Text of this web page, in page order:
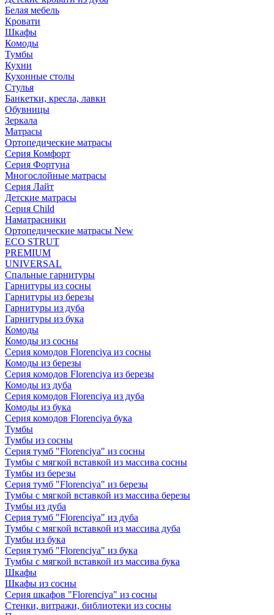
Белая мебель
Кровати
Шкафы
Комоды
Тумбы
Кухни
Кухонные столы
Стулья
Банкетки, кресла, лавки
Обувницы
Зеркала
Матрасы
Ортопедические матрасы
Серия Комфорт
Серия Фортуна
Многослойные матрасы
Серия Лайт
Детские матрасы
Серия Child
Наматрасники
Ортопедические матрасы New
ECO STRUT
PREMIUM
UNIVERSAL
Спальные гарнитуры
Гарнитуры из сосны
Гарнитуры из березы
Гарнитуры из дуба
Гарнитуры из бука
Комоды
Комоды из сосны
Серия комодов Florenciya из сосны
Комоды из березы
Серия комодов Florenciya из березы
Комоды из дуба
Серия комодов Florenciya из дуба
Комоды из бука
Серия комодов Florenciya бука
Тумбы
Тумбы из сосны
Серия тумб "Florenciya" из сосны
Тумбы с мягкой вставкой из массива сосны
Тумбы из березы
Серия тумб "Florenciya" из березы
Тумбы с мягкой вставкой из массива березы
Тумбы из дуба
Серия тумб "Florenciya" из дуба
Тумбы с мягкой вставкой из массива дуба
Тумбы из бука
Серия тумб "Florenciya" из бука
Тумбы с мягкой вставкой из массива бука
Шкафы
Шкафы из сосны
Серия шкафов "Florenciya" из сосны
Стенки, витражи, библиотеки из сосны